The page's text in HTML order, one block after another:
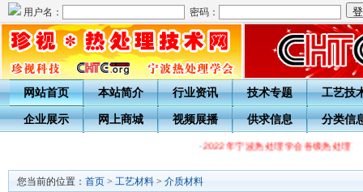
用户名： 密码：
网站首页 本站简介 行业资讯 技术专题 工艺技
企业展示 网上商城 视频展播 供求信息 分类信
·2022年宁波热处理学会各级热处理工
您当前的位置： 首页 > 工艺材料 > 介质材料